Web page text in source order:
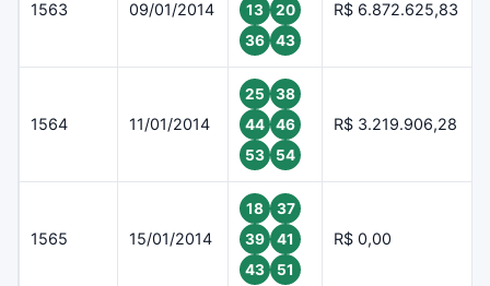
1563 09/01/2014
13
20
36
43
R$ 6.872.625,83
1564 11/01/2014
25
38
44
46
53
54
R$ 3.219.906,28
1565 15/01/2014
18
37
39
41
43
51
R$ 0,00